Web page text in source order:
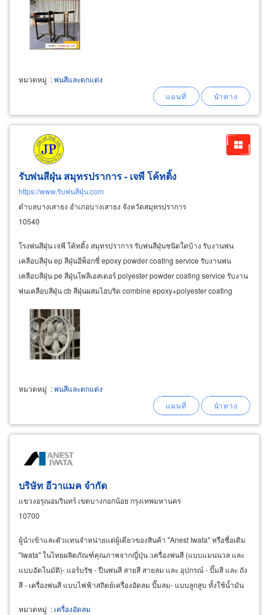
หมวดหมู่ :พ่นสีและตกแต่ง
รับพ่นสีฝุ่น สมุทรปราการ - เจพี โค้ทติ้ง
https://www.รับพ่นสีฝุ่น.com
ตำบลบางเสาธง อำเภอบางเสาธง จังหวัดสมุทรปราการ
10540
โรงพ่นสีฝุ่น เจพี โค้ทติ้ง สมุทรปราการ รับพ่นสีฝุ่นชนิดใดบ้าง รับงานพ่น
เคลือบสีฝุ่น ep สีฝุ่นอีพ็อกซี่ epoxy powder coating service รับงานพ่น
เคลือบสีฝุ่น pe สีฝุ่นโพลีเอสเตอร์ polyester powder coating service รับงาน
พ่นเคลือบสีฝุ่น cb สีฝุ่นผสมไฮบริด combine epoxy+polyester coating
หมวดหมู่ :พ่นสีและตกแต่ง
บริษัท อีวาแมค จำกัด
แขวงอรุณอมรินทร์ เขตบางกอกน้อย กรุงเทพมหานคร
10700
ผู้นำเข้าและตัวแทนจำหน่ายแต่ผู้เดียวของสินค้า "Anest Iwata" หรือชื่อเดิม
"Iwata" ในไทยผลิตภัณฑ์คุณภาพจากญี่ปุ่น :เครื่องพ่นสี (แบบแมนนวล และ
แบบอัตโนมัติ)- แอร์บรัช - ปืนพ่นสี สายสี สายลม และ อุปกรณ์ - ปั๊มสี และ ถัง
สี - เครื่องพ่นสี แบบไฟฟ้าสถิตย์เครื่องอัดลม ปั๊มลม- แบบลูกสูบ ทั้งใช้น้ำมัน
หมวดหมู่ : เครื่องอัดลม